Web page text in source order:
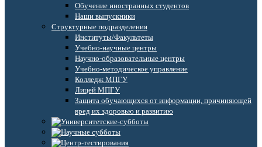
Обучение иностранных студентов
Наши выпускники
Структурные подразделения
Институты/Факультеты
Учебно-научные центры
Научно-образовательные центры
Учебно-методическое управление
Колледж МПГУ
Лицей МПГУ
Защита обучающихся от информации, причиняющей
вред их здоровью и развитию